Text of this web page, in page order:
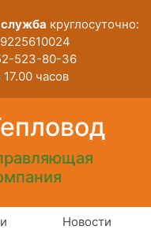
круглосуточно:
523-80-36
часов
Новости